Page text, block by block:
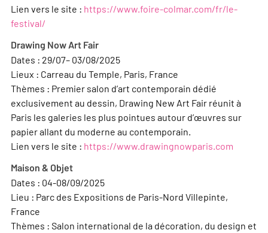
Lien vers le site : https://www.foire-colmar.com/fr/le-
festival/
Drawing Now Art Fair
Dates : 29/07– 03/08/2025
Lieux : Carreau du Temple, Paris, France
Thèmes : Premier salon d’art contemporain dédié
exclusivement au dessin, Drawing New Art Fair réunit à
Paris les galeries les plus pointues autour d’œuvres sur
papier allant du moderne au contemporain.
Lien vers le site : https://www.drawingnowparis.com
Maison & Objet
Dates : 04-08/09/2025
Lieu : Parc des Expositions de Paris-Nord Villepinte,
France
Thèmes : Salon international de la décoration, du design et